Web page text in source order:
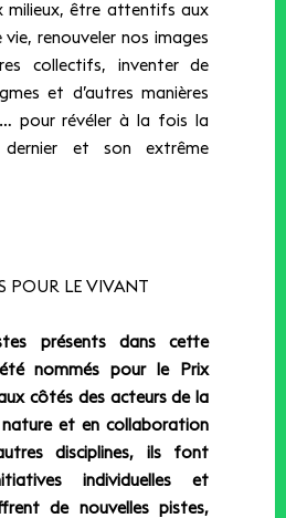
milieux, être attentifs aux
renouveler nos images
collectifs, inventer de
et d’autres manières
pour révéler à la fois la
et son extrême
POUR LE VIVANT
présents dans cette
nommés pour le Prix
côtés des acteurs de la
et en collaboration
disciplines, ils font
individuelles et
de nouvelles pistes,